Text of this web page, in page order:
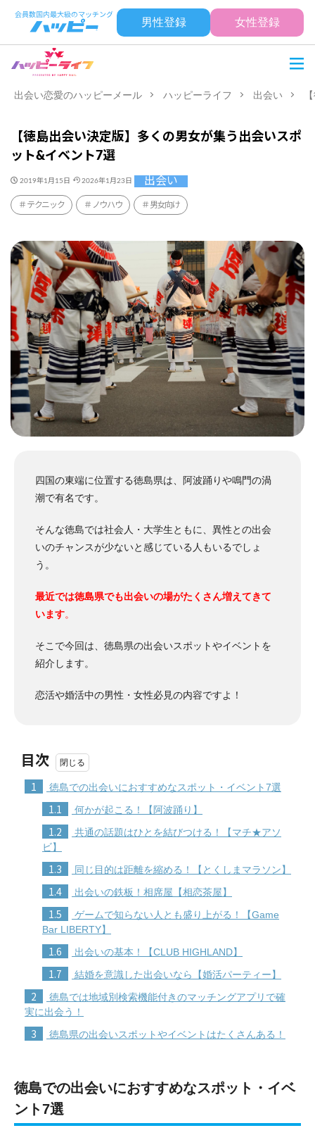
男性登録 女性登録
出会い恋愛のハッピーメール ハッピーライフ 出会い
【徳島出会い決定版】多くの男女が集う出会いスポ
ット&イベント7選
2019年1月15日 2026年1月23日 出会い
テクニック ノウハウ 男女向け
四国の東端に位置する徳島県は、阿波踊りや鳴門の渦
潮で有名です。
そんな徳島では社会人・大学生ともに、異性との出会
いのチャンスが少ないと感じている人もいるでしょ
う。
最近では徳島県でも出会いの場がたくさん増えてきて
います。
そこで今回は、徳島県の出会いスポットやイベントを
紹介します。
恋活や婚活中の男性・女性必見の内容ですよ！
目次
1 徳島での出会いにおすすめなスポット・イベント7選
1.1 何かが起こる！【阿波踊り】
1.2
共通の話題はひとを結びつける！【マチ★アソ
ビ】
1.3 同じ目的は距離を縮める！【とくしまマラソン】
1.4 出会いの鉄板！相席屋【相恋茶屋】
1.5
ゲームで知らない人とも盛り上がる！【Game
Bar LIBERTY】
1.6 出会いの基本！【CLUB HIGHLAND】
1.7 結婚を意識した出会いなら【婚活パーティー】
2
徳島では地域別検索機能付きのマッチングアプリで確
実に出会う！
3 徳島県の出会いスポットやイベントはたくさんある！
徳島での出会いにおすすめなスポット・イベ
ント7選